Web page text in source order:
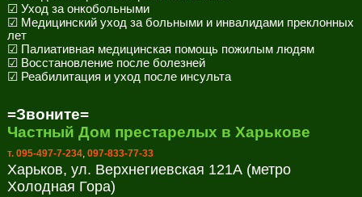
☑ Уход за онкобольными
☑ Медицинский уход за больными и инвалидами преклонных
лет
☑ Палиативная медицинская помощь пожилым людям
☑ Восстановление после болезней
☑ Реабилитация и уход после инсульта
=Звоните=
Частный Дом престарелых в Харькове
т. 095-497-7-234, 097-833-77-33
Харьков, ул. Верхнегиевская 121А (метро
Холодная Гора)